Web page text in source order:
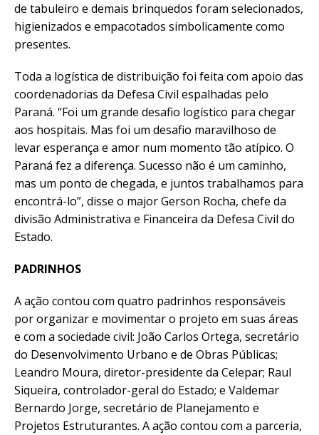
de tabuleiro e demais brinquedos foram selecionados,
higienizados e empacotados simbolicamente como
presentes.
Toda a logística de distribuição foi feita com apoio das
coordenadorias da Defesa Civil espalhadas pelo
Paraná. “Foi um grande desafio logístico para chegar
aos hospitais. Mas foi um desafio maravilhoso de
levar esperança e amor num momento tão atípico. O
Paraná fez a diferença. Sucesso não é um caminho,
mas um ponto de chegada, e juntos trabalhamos para
encontrá-lo”, disse o major Gerson Rocha, chefe da
divisão Administrativa e Financeira da Defesa Civil do
Estado.
PADRINHOS
A ação contou com quatro padrinhos responsáveis
por organizar e movimentar o projeto em suas áreas
e com a sociedade civil: João Carlos Ortega, secretário
do Desenvolvimento Urbano e de Obras Públicas;
Leandro Moura, diretor-presidente da Celepar; Raul
Siqueira, controlador-geral do Estado; e Valdemar
Bernardo Jorge, secretário de Planejamento e
Projetos Estruturantes. A ação contou com a parceria,